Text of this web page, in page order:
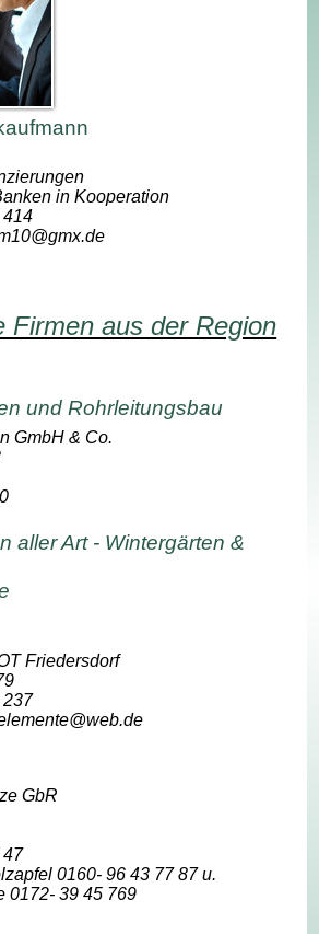
in Kooperation
414
Firmen aus der Region
und Rohrleitungsbau
GmbH & Co.
aller Art - Wintergärten &
Friedersdorf
237
GbR
47
0160- 96 43 77 87 u.
0172- 39 45 769